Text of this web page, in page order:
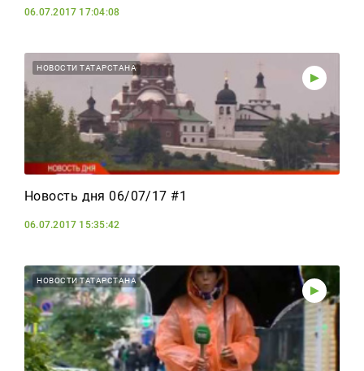
06.07.2017 17:04:08
НОВОСТИ ТАТАРСТАНА
Новость дня 06/07/17 #1
06.07.2017 15:35:42
НОВОСТИ ТАТАРСТАНА